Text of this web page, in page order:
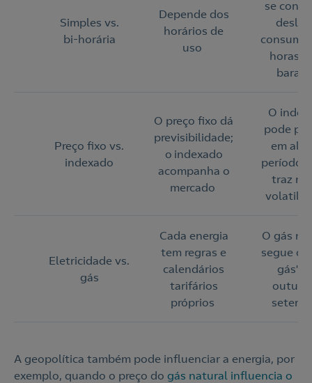
Simples vs.
bi‑horária
Depende dos
horários de
uso
se
consumo
horas
Preço fixo vs.
indexado
O preço fixo dá
previsibilidade;
o indexado
acompanha o
mercado
O
pode
em
traz
Eletricidade vs.
gás
Cada energia
tem regras e
calendários
tarifários
próprios
O gás
segue o
gás",
A geopolítica também pode influenciar a energia, por
exemplo, quando o preço do gás natural influencia o